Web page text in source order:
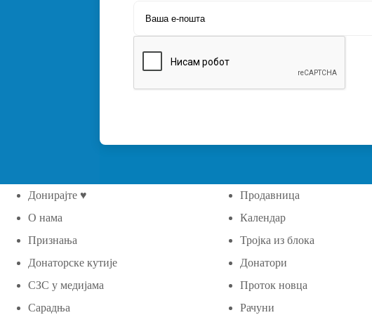
Донирајте ♥
О нама
Признања
Донаторске кутије
СЗС у медијама
Сарадња
Продавница
Календар
Тројка из блока
Донатори
Проток новца
Рачуни